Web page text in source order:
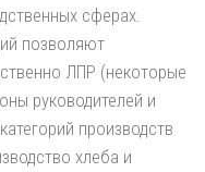
сферах.
позволяют
ЛПР (некоторые
руководителей и
производств
хлеба и